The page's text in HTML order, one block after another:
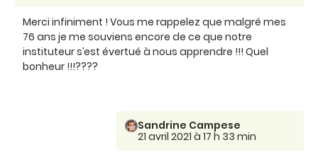
Merci infiniment ! Vous me rappelez que malgré mes
76 ans je me souviens encore de ce que notre
instituteur s’est évertué à nous apprendre !!! Quel
bonheur !!!????
Sandrine Campese
21 avril 2021 à 17 h 33 min